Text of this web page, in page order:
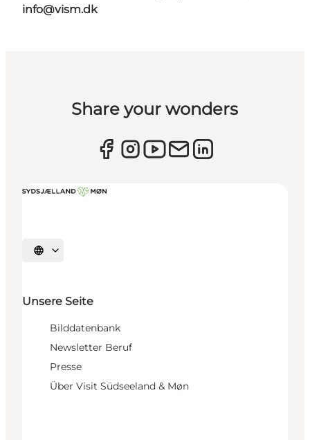
info@vism.dk
Share your wonders
Sprache auswählen
Unsere Seite
Bilddatenbank
Newsletter Beruf
Presse
Über Visit Südseeland & Møn